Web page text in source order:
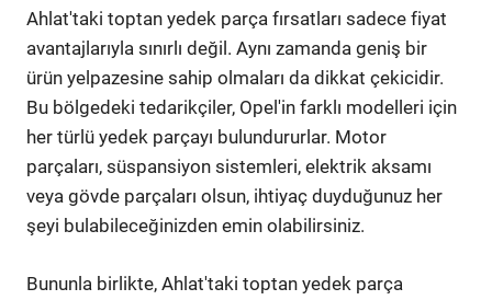
Ahlat'taki toptan yedek parça fırsatları sadece fiyat
avantajlarıyla sınırlı değil. Aynı zamanda geniş bir
ürün yelpazesine sahip olmaları da dikkat çekicidir.
Bu bölgedeki tedarikçiler, Opel'in farklı modelleri için
her türlü yedek parçayı bulundururlar. Motor
parçaları, süspansiyon sistemleri, elektrik aksamı
veya gövde parçaları olsun, ihtiyaç duyduğunuz her
şeyi bulabileceğinizden emin olabilirsiniz.
Bununla birlikte, Ahlat'taki toptan yedek parça